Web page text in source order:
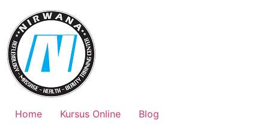
content
Home Kursus Online
Blog